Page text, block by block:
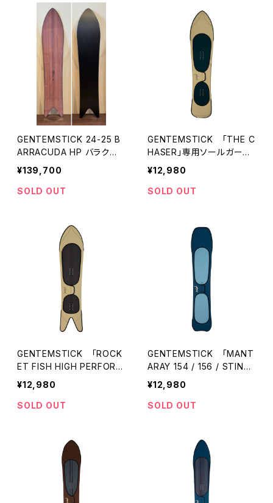
GENTEMSTICK 24-25 B
ARRACUDA HP バラクー
ダハイパフォーマンス ゲン
テンスティック
¥139,700
SOLD OUT
GENTEMSTICK 「THE C
HASER」専用ソールガー
ド ゲンテンスティック
¥12,980
SOLD OUT
GENTEMSTICK 「ROCK
ET FISH HIGH PERFORM
ANCE」専用ソールガード
ゲンテンスティック
¥12,980
SOLD OUT
GENTEMSTICK 「MANT
ARAY 154 / 156 / STING
RAY SOLE GUARD」専用
ソールガード ゲンテンス
ティック
¥12,980
SOLD OUT